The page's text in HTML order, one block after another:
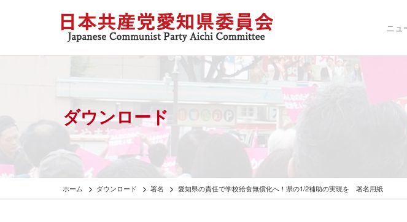
ニュ
ダウンロード
ホーム ダウンロード 署名 愛知県の責任で学校給食無償化へ！県の1/2補助の実現を 署名用紙